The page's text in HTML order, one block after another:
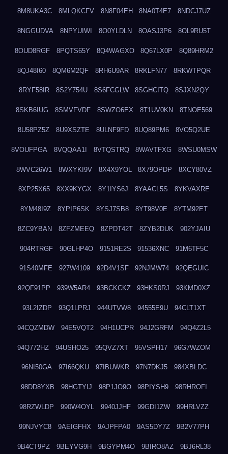
8M8UKA3C 8MLQKCFV 8N8F04EH 8NA0T4E7 8NDCJ7UZ
8NGGUDVA 8NPYUIWI 8O0YLDLN 8OASJ3P6 8OL9RU5T
8OUD8RGF 8PQTS65Y 8Q4WAGXO 8Q67LX0P 8Q89HRM2
8QJ48I60 8QM6M2QF 8RH6U9AR 8RKLFN77 8RKWTPQR
8RYF58IR 8S2Y754U 8S6FCGLW 8SGHCITQ 8SJXN2QY
8SKB6IUG 8SMVFVDF 8SWZO6EX 8T1UV0KN 8TNOE569
8U58PZ5Z 8U9XSZTE 8ULNF9FD 8UQ89PM6 8VO5Q2UE
8VOUFPGA 8VQQAA1I 8VTQSTRQ 8WAVTFXG 8WSU0MSW
8WVC26W1 8WXYKI9V 8X4X9YOL 8X79OPDP 8XCY80VZ
8XP25X65 8XX9KYGX 8Y1IYS6J 8YAACL5S 8YKVAXRE
8YM48I9Z 8YPIP6SK 8YSJ7SB8 8YT98V0E 8YTM92ET
8ZC9YBAN 8ZFZMEEQ 8ZPDT42T 8ZYB2DUK 902YJAIU
904RTRGF 90GLHP4O 9151RE2S 91536XNC 91M6TF5C
91S40MFE 927W4109 92D4V1SF 92NJMW74 92QEGUIC
92QF91PP 939W5AR4 93BCKCKZ 93HKS0RJ 93KMD0XZ
93L2IZDP 93Q1LPRJ 944UTVW8 94555E9U 94CLT1XT
94CQZMDW 94E5VQT2 94H1UCPR 94J2GRFM 94Q4Z2L5
94Q772HZ 94USHO25 95QVZ7XT 95VSPH17 96G7WZOM
96NI50GA 97I66QKU 97IBUWKR 97N7DKJ5 984XBLDC
98DD8YXB 98HGTYIJ 98P1JO9O 98PIYSH9 98RHROFI
98RZWLDP 990W4OYL 9940JJHF 99GDI1ZW 99HRLVZZ
99NJVYC8 9AEIGFHX 9AJPFPA0 9AS5DY7Z 9B2V77PH
9B4CT9PZ 9BEYVG9H 9BGYPM4O 9BIRO8AZ 9BJ6RL38